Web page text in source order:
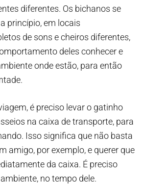
diferentes. Os bichanos se
princípio, em locais
de sons e cheiros diferentes,
deles conhecer e
onde estão, para então
é preciso levar o gatinho
na caixa de transporte, para
Isso significa que não basta
amigo, por exemplo, e querer que
da caixa. É preciso
no tempo dele.